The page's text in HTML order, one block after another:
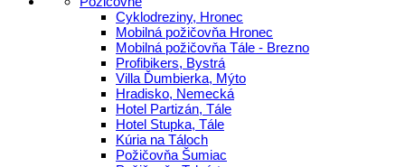
Cyklodreziny, Hronec
Mobilná požičovňa Hronec
Mobilná požičovňa Tále - Brezno
Profibikers, Bystrá
Villa Ďumbierka, Mýto
Hradisko, Nemecká
Hotel Partizán, Tále
Hotel Stupka, Tále
Kúria na Táloch
Požičovňa Šumiac